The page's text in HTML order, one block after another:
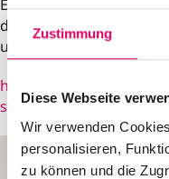
Zustimmung
Diese Webseite
Wir verwenden
personalisieren,
zu können und die
Eine Übersicht mit
deren E-Mail-Adressen
unserer Website unter:
https://www.julius-
schule.de/startseiten/